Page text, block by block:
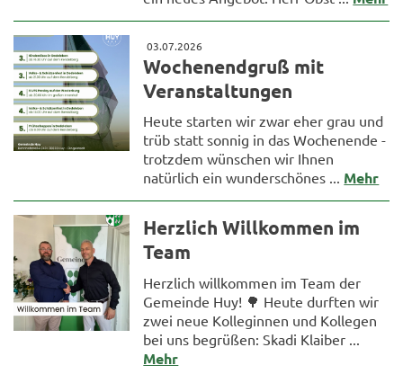
03.07.2026
Wochenendgruß mit
Veranstaltungen
Heute starten wir zwar eher grau und
trüb statt sonnig in das Wochenende -
trotzdem wünschen wir Ihnen
natürlich ein wunderschönes ... Mehr
Herzlich Willkommen im
Team
Herzlich willkommen im Team der
Gemeinde Huy! 🌳 Heute durften wir
zwei neue Kolleginnen und Kollegen
bei uns begrüßen: Skadi Klaiber ...
Mehr